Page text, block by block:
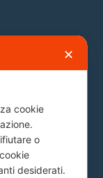
✕
cookie
o
desiderati.